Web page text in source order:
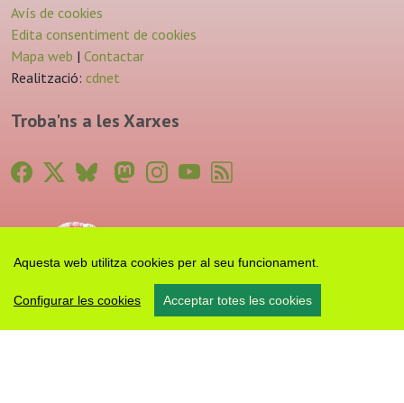
Aquesta web utilitza cookies per al seu funcionament.
Configurar les cookies Acceptar totes les cookies
Avís de cookies
Edita consentiment de cookies
Mapa web | Contactar
Realització: cdnet
Troba'ns a les Xarxes